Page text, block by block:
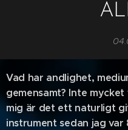
Vad har andlighet,
gemensamt? Inte
mig är det ett naturligt
instrument sedan jag